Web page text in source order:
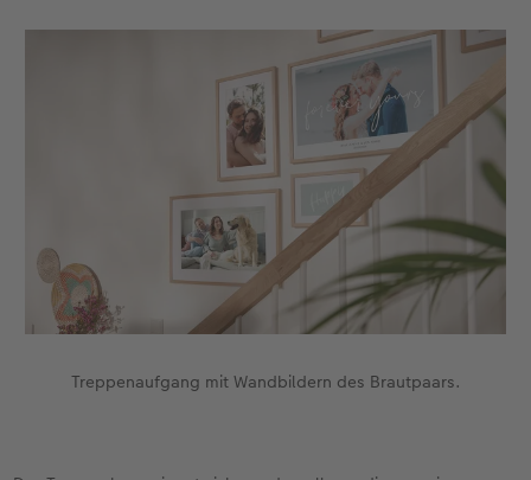
Treppenaufgang mit Wandbildern des Brautpaars.